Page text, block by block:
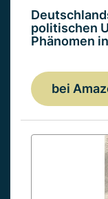
politischen
Phänomen
bei